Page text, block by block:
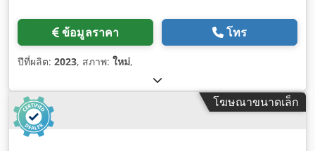
ข้อมูลราคา โทร
ปีที่ผลิต: 2023, สภาพ: ใหม่,
โฆษณาขนาดเล็ก